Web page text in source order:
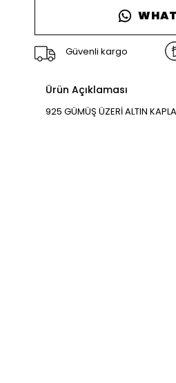
Güvenli kargo
Ürün Açıklaması
925 GÜMÜŞ ÜZERİ ALTIN